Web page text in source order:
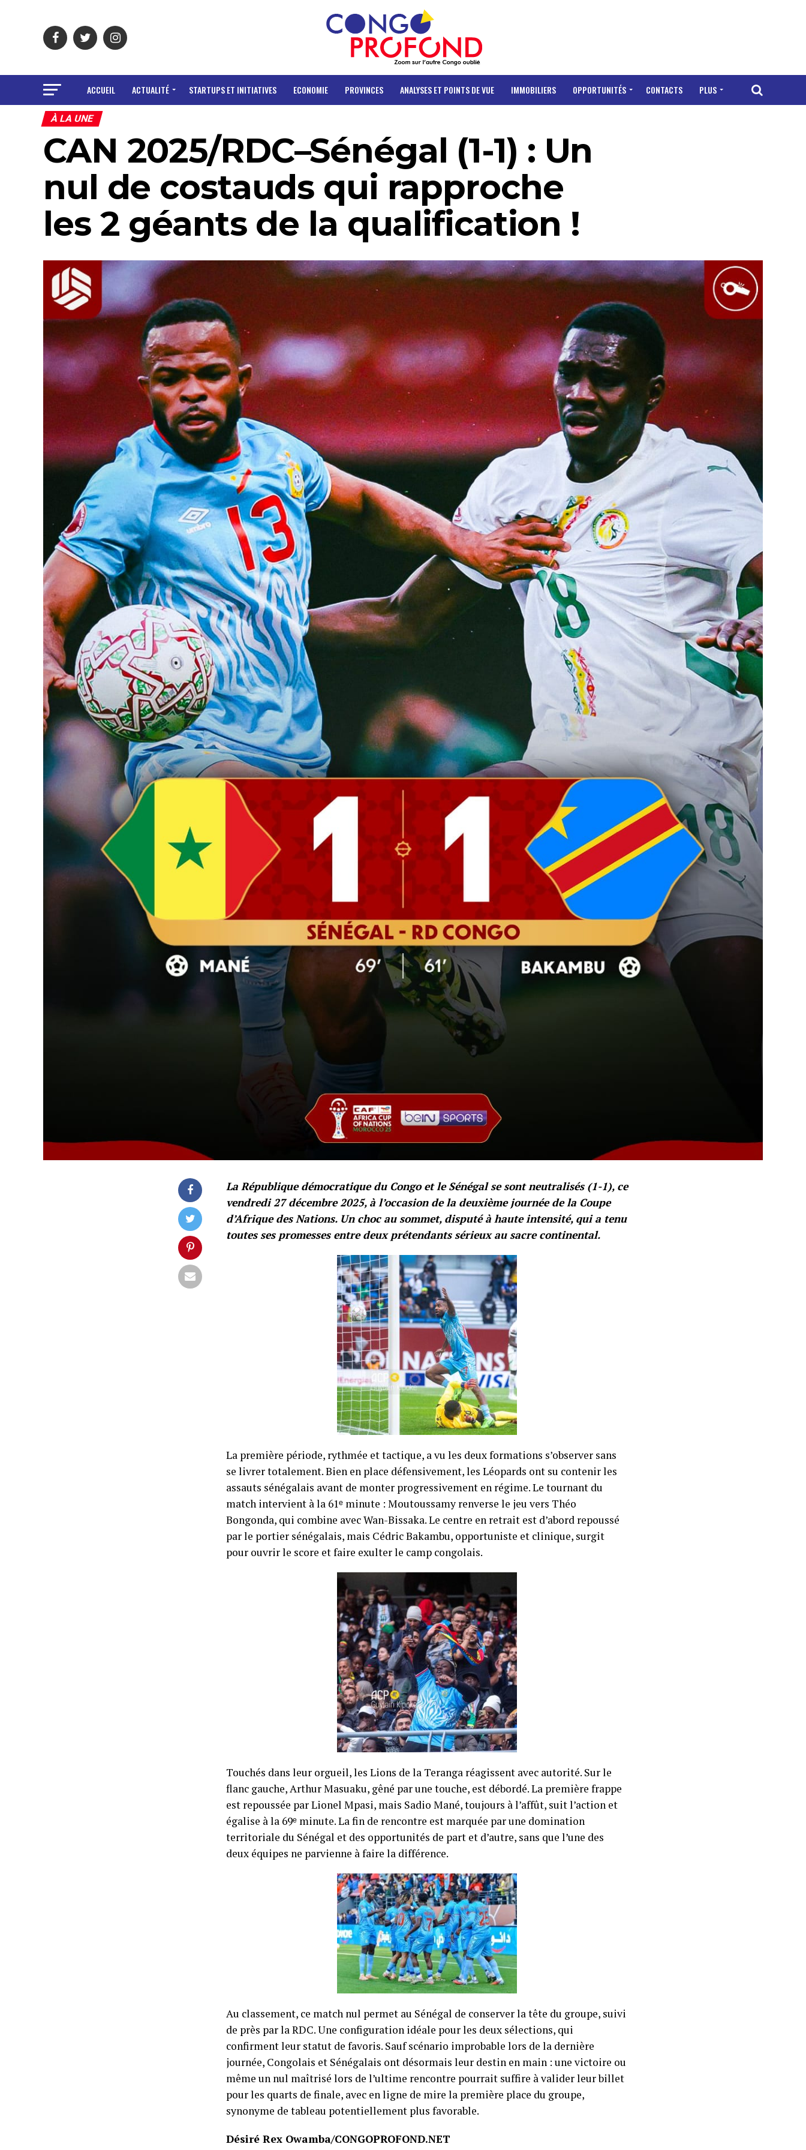
ACCUEIL ACTUALITÉ STARTUPS ET INITIATIVES ECONOMIE PROVINCES ANALYSES ET POINTS DE VUE IMMOBILIERS OPPORTUNITÉS CONTACTS PLUS
À LA UNE
CAN 2025/RDC–Sénégal (1-1) : Un
nul de costauds qui rapproche
les 2 géants de la qualification !
La République démocratique du Congo et le Sénégal se sont neutralisés (1-1), ce
vendredi 27 décembre 2025, à l’occasion de la deuxième journée de la Coupe
d’Afrique des Nations. Un choc au sommet, disputé à haute intensité, qui a tenu
toutes ses promesses entre deux prétendants sérieux au sacre continental.
La première période, rythmée et tactique, a vu les deux formations s’observer sans
se livrer totalement. Bien en place défensivement, les Léopards ont su contenir les
assauts sénégalais avant de monter progressivement en régime. Le tournant du
match intervient à la 61ᵉ minute : Moutoussamy renverse le jeu vers Théo
Bongonda, qui combine avec Wan-Bissaka. Le centre en retrait est d’abord repoussé
par le portier sénégalais, mais Cédric Bakambu, opportuniste et clinique, surgit
pour ouvrir le score et faire exulter le camp congolais.
Touchés dans leur orgueil, les Lions de la Teranga réagissent avec autorité. Sur le
flanc gauche, Arthur Masuaku, gêné par une touche, est débordé. La première frappe
est repoussée par Lionel Mpasi, mais Sadio Mané, toujours à l’affût, suit l’action et
égalise à la 69ᵉ minute. La fin de rencontre est marquée par une domination
territoriale du Sénégal et des opportunités de part et d’autre, sans que l’une des
deux équipes ne parvienne à faire la différence.
Au classement, ce match nul permet au Sénégal de conserver la tête du groupe, suivi
de près par la RDC. Une configuration idéale pour les deux sélections, qui
confirment leur statut de favoris. Sauf scénario improbable lors de la dernière
journée, Congolais et Sénégalais ont désormais leur destin en main : une victoire ou
même un nul maîtrisé lors de l’ultime rencontre pourrait suffire à valider leur billet
pour les quarts de finale, avec en ligne de mire la première place du groupe,
synonyme de tableau potentiellement plus favorable.
Désiré Rex Owamba/CONGOPROFOND.NET